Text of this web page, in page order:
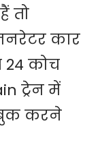
तो
कार
24 कोच
ट्रेन में
करने